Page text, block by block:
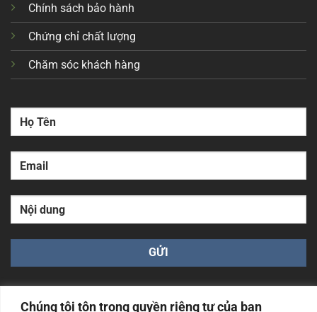
Chúng tôi tôn trọng quyền riêng tư của bạn
Chính sách bảo hành
Chứng chỉ chất lượng
Chăm sóc khách hàng